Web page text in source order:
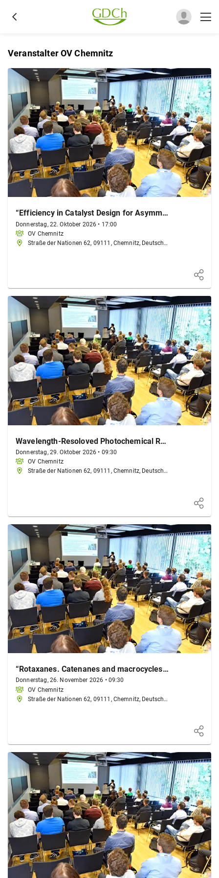
Veranstalter OV Chemnitz
“Efficiency in Catalyst Design for Asymmetric Catalysisi: Rationality, Diversity, Preditability…Luck”
Donnerstag, 22. Oktober 2026 • 17:00
OV Chemnitz
Straße der Nationen 62, 09111, Chemnitz, Deutschland
Wavelength-Resoloved Photochemical Reactivity
Donnerstag, 29. Oktober 2026 • 09:30
OV Chemnitz
Straße der Nationen 62, 09111, Chemnitz, Deutschland
“Rotaxanes. Catenanes and macrocycles: Using the supramolecular toolbox for the design of novel catalysts”
Donnerstag, 26. November 2026 • 09:30
OV Chemnitz
Straße der Nationen 62, 09111, Chemnitz, Deutschland